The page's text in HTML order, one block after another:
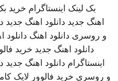
بک لینک اینستاگرام خرید
اهنگ جدید دانلود اهنگ جدید
و روسری دانلود اهنگ دانلود
دانلود اهنگ جدید خرید
اینستاگرام دانلود اهنگ جدید
و روسری خرید فالوور لایک